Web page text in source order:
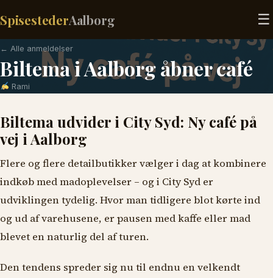
SpisestederAalborg ☰
← Alle anmeldelser
Biltema i Aalborg åbner café
Rami
Biltema udvider i City Syd: Ny café på
vej i Aalborg
Flere og flere detailbutikker vælger i dag at kombinere
indkøb med madoplevelser – og i City Syd er
udviklingen tydelig. Hvor man tidligere blot kørte ind
og ud af varehusene, er pausen med kaffe eller mad
blevet en naturlig del af turen.
Den tendens spreder sig nu til endnu en velkendt